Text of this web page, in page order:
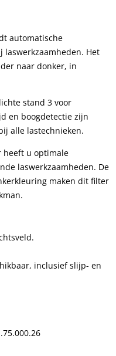
automatische
laswerkzaamheden. Het
naar donker, in
stand 3 voor
en boogdetectie zijn
alle lastechnieken.
heeft u optimale
laswerkzaamheden. De
maken dit filter
inclusief slijp- en